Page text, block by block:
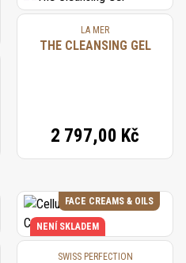
LA MER
THE CLEANSING GEL
2 797,00 Kč
FACE CREAMS & OILS
NENÍ SKLADEM
SWISS PERFECTION